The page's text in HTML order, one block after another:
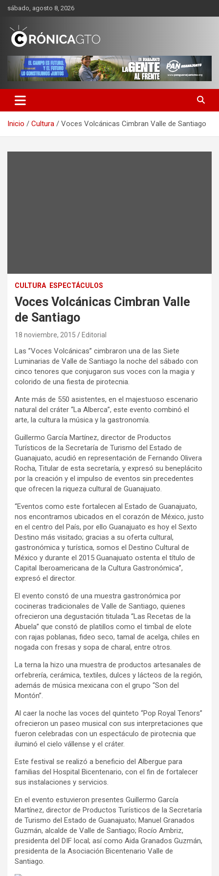
Saltar
contenido
sábado, agosto 8, 2026
CRONICA GUANAJUATO
Inicio Cultura Voces Volcánicas Cimbran Valle de Santiago
CULTURA ESPECTÁCULOS
Voces Volcánicas Cimbran Valle
de Santiago
18 noviembre, 2015 Editorial
Las ”Voces Volcánicas” cimbraron una de las Siete
Luminarias de Valle de Santiago la noche del sábado con
cinco tenores que conjugaron sus voces con la magia y
colorido de una fiesta de pirotecnia.
Ante más de 550 asistentes, en el majestuoso escenario
natural del cráter “La Alberca”, este evento combinó el
arte, la cultura la música y la gastronomía.
Guillermo García Martínez, director de Productos
Turísticos de la Secretaría de Turismo del Estado de
Guanajuato, acudió en representación de Fernando Olivera
Rocha, Titular de esta secretaría, y expresó su beneplácito
por la creación y el impulso de eventos sin precedentes
que ofrecen la riqueza cultural de Guanajuato.
“Eventos como este fortalecen al Estado de Guanajuato,
nos encontramos ubicados en el corazón de México, justo
en el centro del País, por ello Guanajuato es hoy el Sexto
Destino más visitado; gracias a su oferta cultural,
gastronómica y turística, somos el Destino Cultural de
México y durante el 2015 Guanajuato ostenta el título de
Capital Iberoamericana de la Cultura Gastronómica”,
expresó el director.
El evento constó de una muestra gastronómica por
cocineras tradicionales de Valle de Santiago, quienes
ofrecieron una degustación titulada “Las Recetas de la
Abuela” que constó de platillos como el timbal de elote
con rajas poblanas, fideo seco, tamal de acelga, chiles en
nogada con fresas y sopa de charal, entre otros.
La terna la hizo una muestra de productos artesanales de
orfebrería, cerámica, textiles, dulces y lácteos de la región,
además de música mexicana con el grupo “Son del
Montón”.
Al caer la noche las voces del quinteto “Pop Royal Tenors”
ofrecieron un paseo musical con sus interpretaciones que
fueron celebradas con un espectáculo de pirotecnia que
iluminó el cielo vállense y el cráter.
Este festival se realizó a beneficio del Albergue para
familias del Hospital Bicentenario, con el fin de fortalecer
sus instalaciones y servicios.
En el evento estuvieron presentes Guillermo García
Martínez, director de Productos Turísticos de la Secretaría
de Turismo del Estado de Guanajuato; Manuel Granados
Guzmán, alcalde de Valle de Santiago; Rocío Ambriz,
presidenta del DIF local; así como Aida Granados Guzmán,
presidenta de la Asociación Bicentenario Valle de
Santiago.